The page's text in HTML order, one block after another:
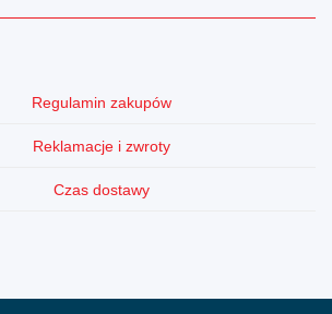
Regulamin zakupów
Reklamacje i zwroty
Czas dostawy